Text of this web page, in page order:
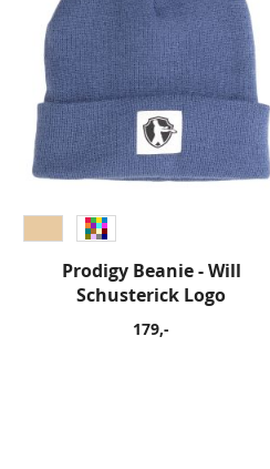
Prodigy Beanie - Will
Schusterick Logo
179,-